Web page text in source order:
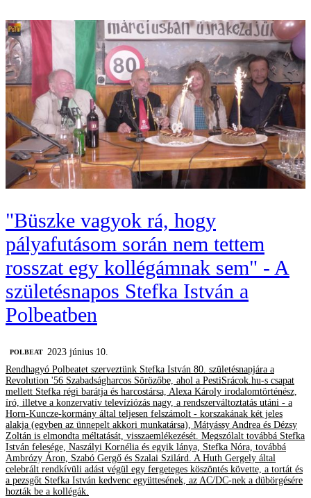
"Büszke vagyok rá, hogy
pályafutásom során nem tettem
rosszat egy kollégámnak sem" - A
születésnapos Stefka István a
Polbeatben
‎POLBEAT 2023 június 10.
Rendhagyó Polbeatet szerveztünk Stefka István 80. születésnapjára a
Revolution '56 Szabadságharcos Sörözőbe, ahol a PestiSrácok.hu-s csapat
mellett Stefka régi barátja és harcostársa, Alexa Károly irodalomtörténész,
író, illetve a konzervatív televíziózás nagy, a rendszerváltoztatás utáni - a
Horn-Kuncze-kormány által teljesen felszámolt - korszakának két jeles
alakja (egyben az ünnepelt akkori munkatársa), Mátyássy Andrea és Dézsy
Zoltán is elmondta méltatását, visszaemlékezését. Megszólalt továbbá Stefka
István felesége, Naszályi Kornélia és egyik lánya, Stefka Nóra, továbbá
Ambrózy Áron, Szabó Gergő és Szalai Szilárd. A Huth Gergely által
celebrált rendkívüli adást végül egy fergeteges köszöntés követte, a tortát és
a pezsgőt Stefka István kedvenc együttesének, az AC/DC-nek a dübörgésére
hozták be a kollégák.